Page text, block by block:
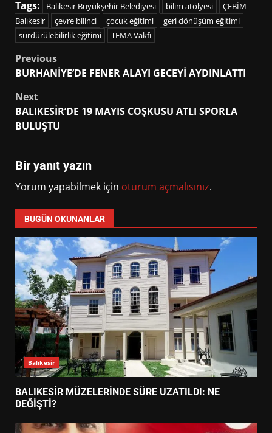
Tags: Balıkesir Büyükşehir Belediyesi bilim atölyesi
ÇEBİM
Balıkesir
çevre bilinci çocuk eğitimi
geri dönüşüm eğitimi
sürdürülebilirlik eğitimi
TEMA Vakfı
Post
Previous
BURHANİYE’DE FENER ALAYI GECEYİ AYDINLATTI
Next
BALIKESİR’DE 19 MAYIS COŞKUSU ATLI SPORLA
BULUŞTU
Bir yanıt yazın
Yorum yapabilmek için oturum açmalısınız.
BUGÜN OKUNANLAR
Balıkesir
BALIKESİR MÜZELERİNDE SÜRE UZATILDI: NE
DEĞİŞTİ?